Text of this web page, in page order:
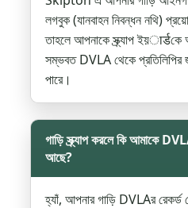
লগবুক (যানবাহন নিবন্ধন নথি)
তাহলে আপনাকে স্ক্র্যাপ
সম্ভবত DVLA থেকে
পারে।
গাড়ি স্ক্র্যাপ করলে কি আমাকে
আছে?
হ্যাঁ, আপনার গাড়ি DVLAর রেকর্ড